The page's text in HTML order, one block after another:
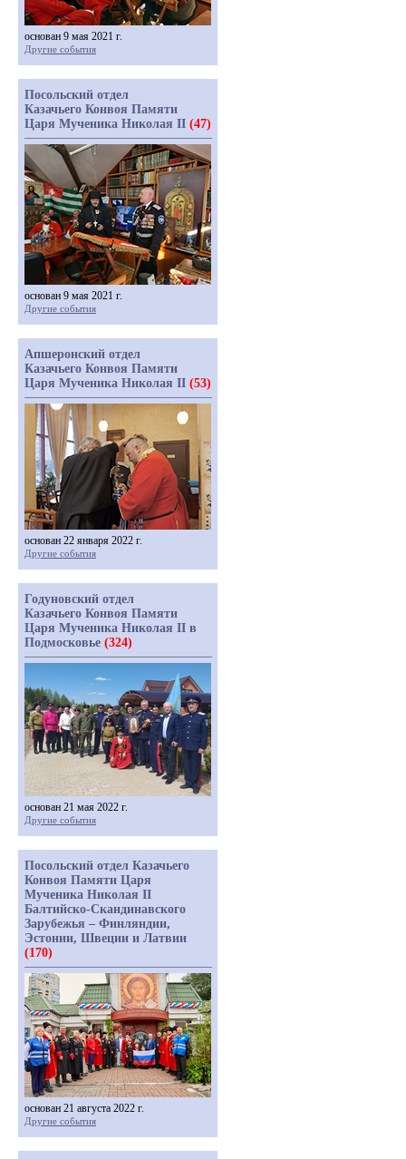
основан 9 мая 2021 г.
Другие события
Посольский отдел
Казачьего Конвоя Памяти
Царя Мученика Николая II (47)
основан 9 мая 2021 г.
Другие события
Апшеронский отдел
Казачьего Конвоя Памяти
Царя Мученика Николая II (53)
основан 22 января 2022 г.
Другие события
Годуновский отдел
Казачьего Конвоя Памяти
Царя Мученика Николая II в
Подмосковье (324)
основан 21 мая 2022 г.
Другие события
Посольский отдел Казачьего
Конвоя Памяти Царя
Мученика Николая II
Балтийско-Скандинавского
Зарубежья – Финляндии,
Эстонии, Швеции и Латвии
(170)
основан 21 августа 2022 г.
Другие события